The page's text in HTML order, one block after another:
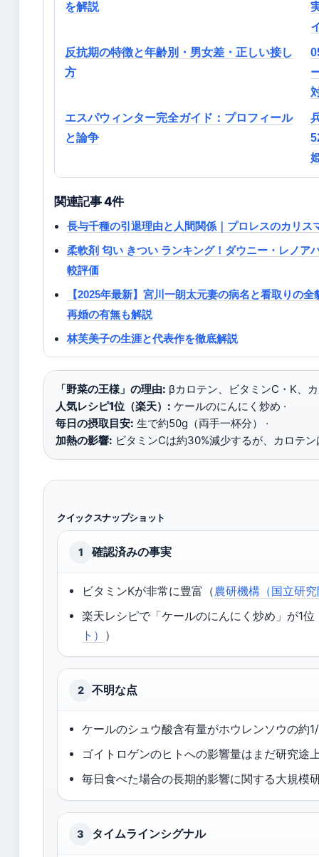
を解説
反抗期の特徴と年齢別・男女差・正しい接し
方
エスパウィンター完全ガイド：プロフィール
と論争
関連記事 4件
長与千種の引退理由と人間関係｜プロレスのカリス
柔軟剤 匂い きつい ランキング！ダウニー・レノア
較評価
【2025年最新】宮川一朗太元妻の病名と看取りの
再婚の有無も解説
林芙美子の生涯と代表作を徹底解説
「野菜の王様」の理由: βカロテン、ビタミンC・K、
人気レシピ1位（楽天）: ケールのにんにく炒め ·
毎日の摂取目安: 生で約50g（両手一杯分） ·
加熱の影響: ビタミンCは約30%減少するが、カロテ
クイックスナップショット
1 確認済みの事実
ビタミンKが非常に豊富（農研機構（国立研
楽天レシピで「ケールのにんにく炒め」が1位
ト） ）
2 不明な点
ケールのシュウ酸含有量がホウレンソウの約
ゴイトロゲンのヒトへの影響量はまだ研究途
毎日食べた場合の長期的影響に関する大規模
3 タイムラインシグナル